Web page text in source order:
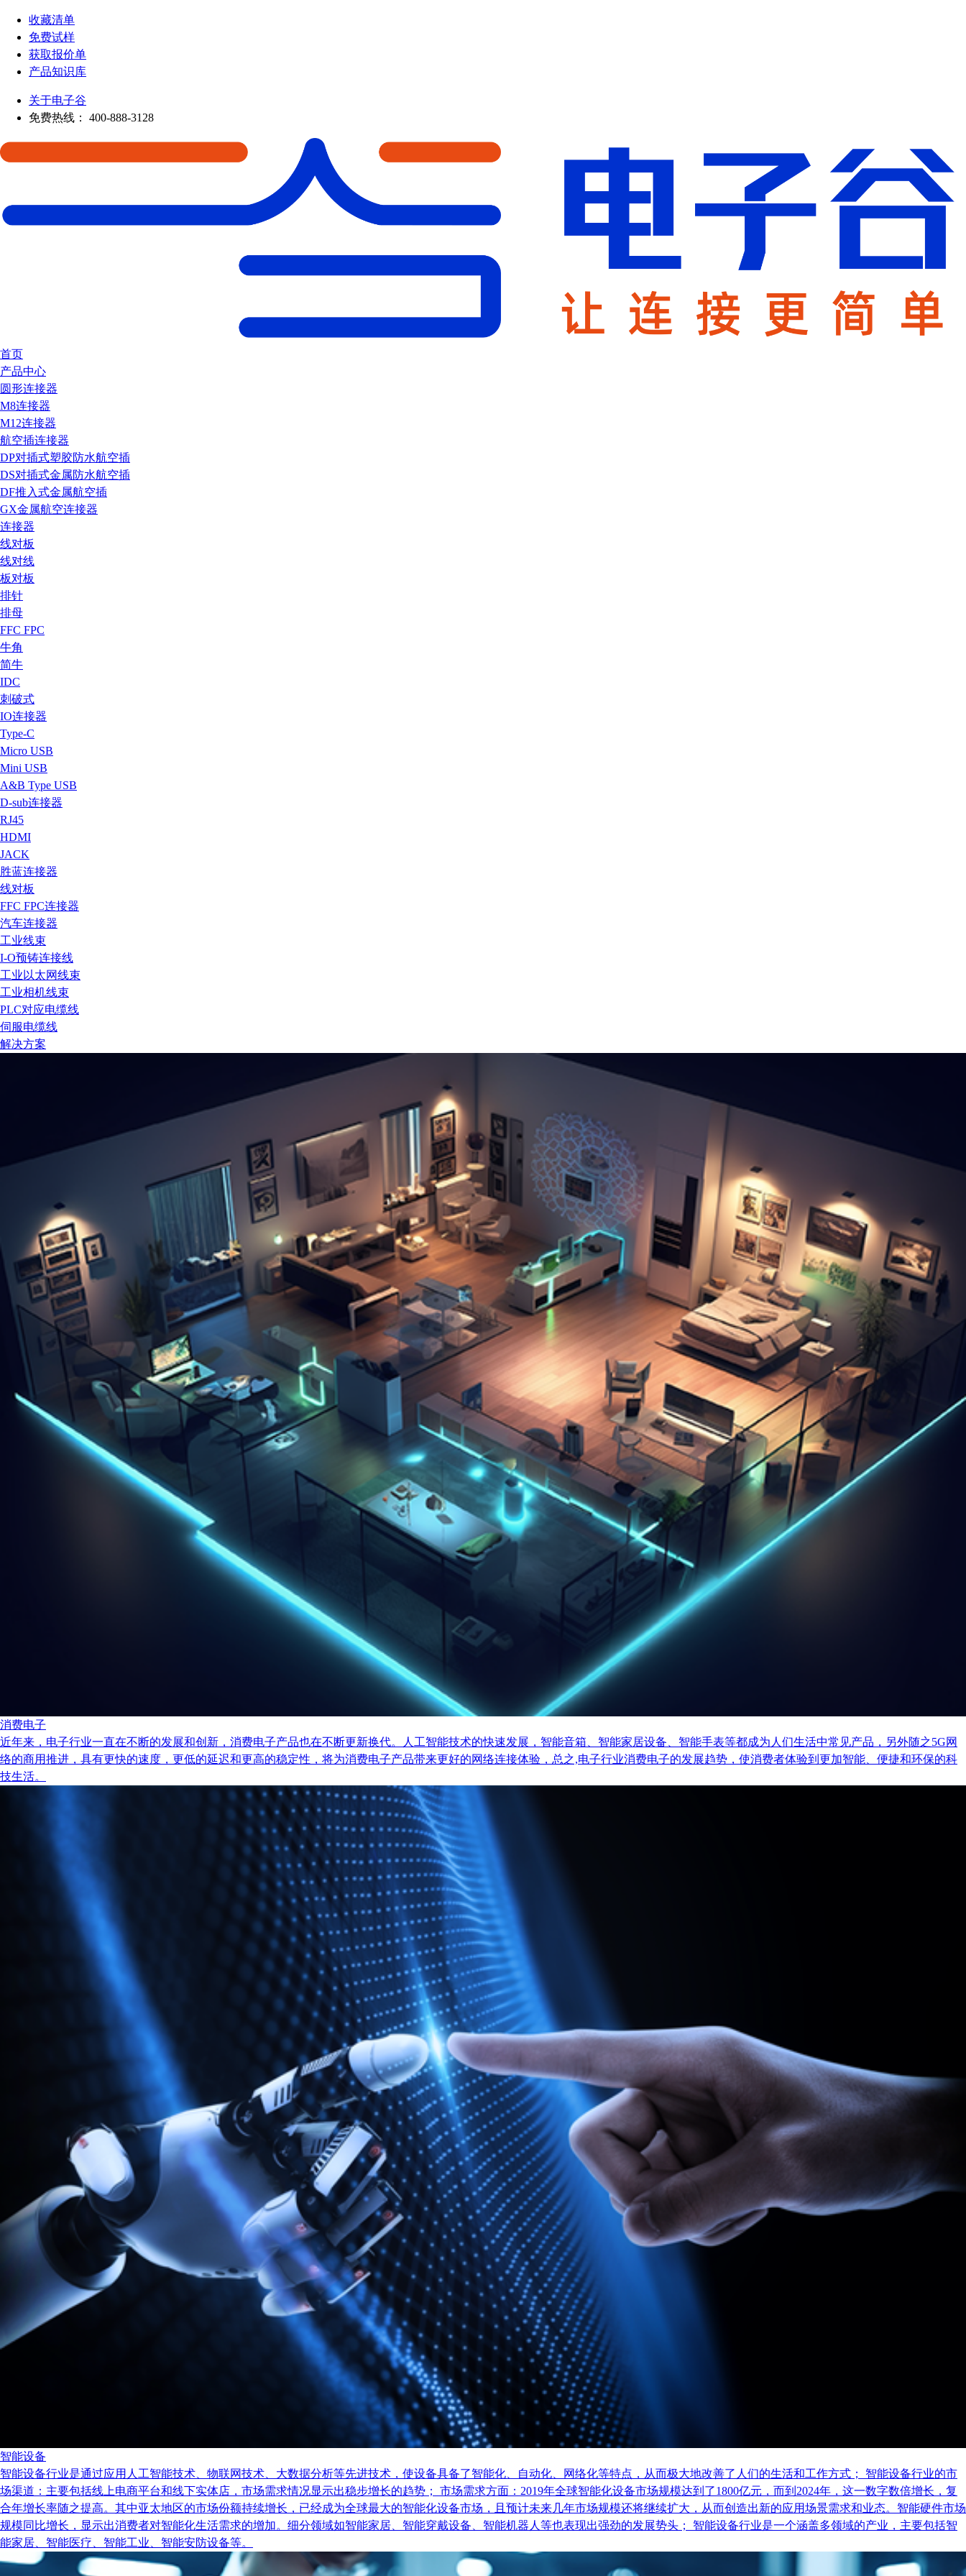
收藏清单
免费试样
获取报价单
产品知识库
关于电子谷
免费热线：
400-888-3128
首页
产品中心
圆形连接器
M8连接器
M12连接器
航空插连接器
DP对插式塑胶防水航空插
DS对插式金属防水航空插
DF推入式金属航空插
GX金属航空连接器
连接器
线对板
线对线
板对板
排针
排母
FFC FPC
牛角
简牛
IDC
刺破式
IO连接器
Type-C
Micro USB
Mini USB
A&B Type USB
D-sub连接器
RJ45
HDMI
JACK
胜蓝连接器
线对板
FFC FPC连接器
汽车连接器
工业线束
I-O预铸连接线
工业以太网线束
工业相机线束
PLC对应电缆线
伺服电缆线
解决方案
消费电子
近年来，电子行业一直在不断的发展和创新，消费电子产品也在不断更新换代。人工智能技术的快速发展，智能音箱、智能家居设备、智能手表等都成为人们生活中常见产品，另外随之5G网
络的商用推进，具有更快的速度，更低的延迟和更高的稳定性，将为消费电子产品带来更好的网络连接体验，总之,电子行业消费电子的发展趋势，使消费者体验到更加智能、便捷和环保的科
技生活。
智能设备
智能设备行业是通过应用人工智能技术、物联网技术、大数据分析等先进技术，使设备具备了智能化、自动化、网络化等特点，从而极大地改善了人们的生活和工作方式； 智能设备行业的市
场渠道：主要包括线上电商平台和线下实体店，市场需求情况显示出稳步增长的趋势； 市场需求方面：2019年全球智能化设备市场规模达到了1800亿元，而到2024年，这一数字数倍增长，复
合年增长率随之提高。其中亚太地区的市场份额持续增长，已经成为全球最大的智能化设备市场，且预计未来几年市场规模还将继续扩大，从而创造出新的应用场景需求和业态。智能硬件市场
规模同比增长，显示出消费者对智能化生活需求的增加。细分领域如智能家居、智能穿戴设备、智能机器人等也表现出强劲的发展势头； 智能设备行业是一个涵盖多领域的产业，主要包括智
能家居、智能医疗、智能工业、智能安防设备等。